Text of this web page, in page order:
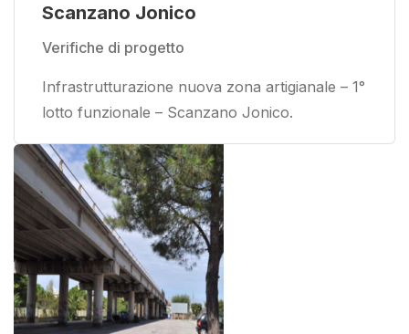
Scanzano Jonico
Verifiche di progetto
Infrastrutturazione nuova zona artigianale – 1°
lotto funzionale – Scanzano Jonico.